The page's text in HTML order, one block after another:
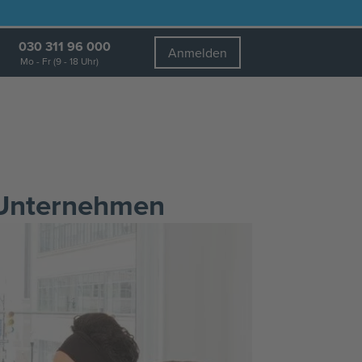
030 311 96 000
Mo - Fr (9 - 18 Uhr) Anmelden